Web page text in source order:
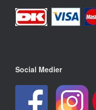
Social Medier